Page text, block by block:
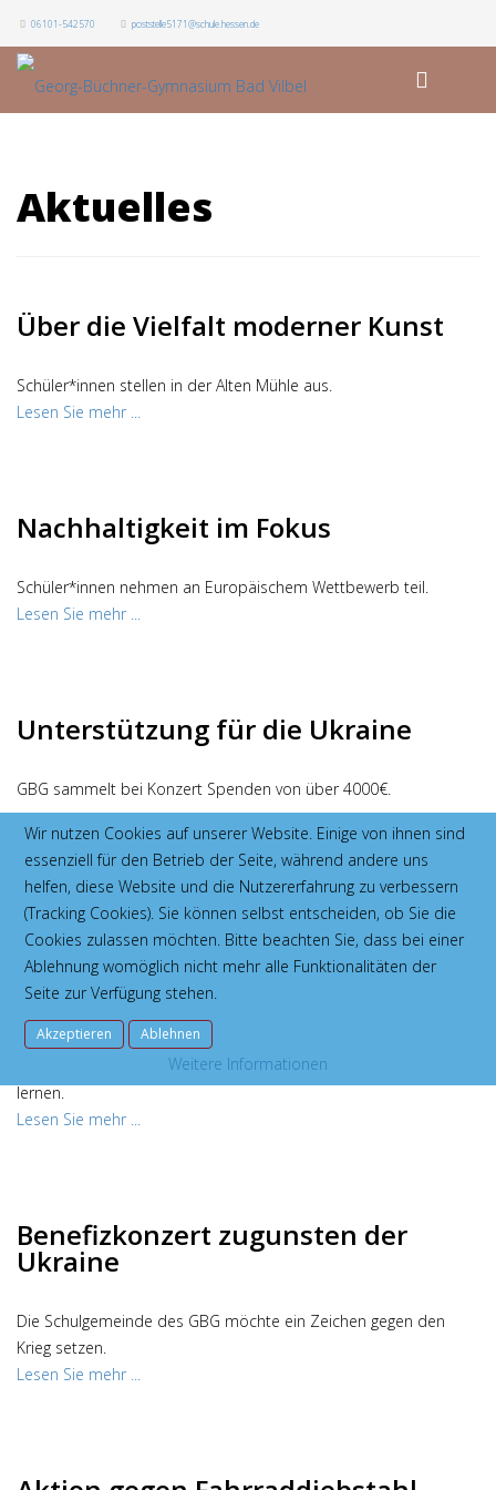
06101-542570 poststelle5171@schule.hessen.de
Aktuelles
Über die Vielfalt moderner Kunst
Schüler*innen stellen in der Alten Mühle aus.
Lesen Sie mehr ...
Nachhaltigkeit im Fokus
Schüler*innen nehmen an Europäischem Wettbewerb teil.
Lesen Sie mehr ...
Unterstützung für die Ukraine
GBG sammelt bei Konzert Spenden von über 4000€.
Lesen Sie mehr...
Zehn Laptops für ukrainische
Schüler*innen
Ukrainische Schüler*innen am GBG können nun noch besser
lernen.
Lesen Sie mehr ...
Benefizkonzert zugunsten der
Ukraine
Die Schulgemeinde des GBG möchte ein Zeichen gegen den
Krieg setzen.
Lesen Sie mehr ...
Wir nutzen Cookies auf unserer Website. Einige von ihnen sind
essenziell für den Betrieb der Seite, während andere uns
helfen, diese Website und die Nutzererfahrung zu verbessern
(Tracking Cookies). Sie können selbst entscheiden, ob Sie die
Cookies zulassen möchten. Bitte beachten Sie, dass bei einer
Ablehnung womöglich nicht mehr alle Funktionalitäten der
Seite zur Verfügung stehen.
Akzeptieren Ablehnen
Weitere Informationen